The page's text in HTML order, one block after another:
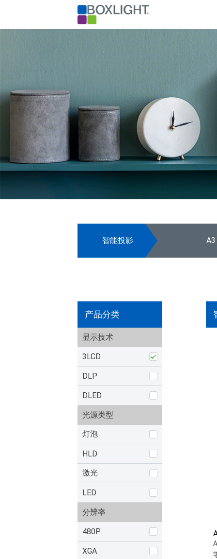
智能投影
产品分类
显示技术
3LCD
DLP
DLED
光源类型
灯泡
HLD
激光
LED
分辨率
480P
XGA